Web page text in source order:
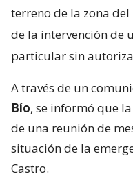
terreno de la zona
de la intervención de
particular sin
A través de un
Bío, se informó que
de una reunión de
situación de la
Castro.